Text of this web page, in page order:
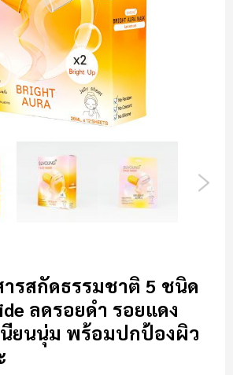
รสกัดธรรมชาติ 5 ชนิด
ลดรอยดำ รอยแดง
นียนนุ่ม พร้อมปกป้องผิว